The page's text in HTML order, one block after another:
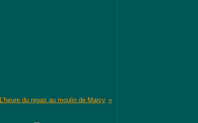
L'heure du repas au moulin de Marcy